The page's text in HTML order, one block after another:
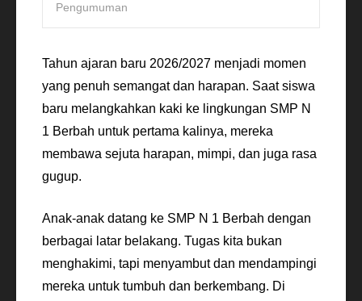
Pengumuman
Tahun ajaran baru 2026/2027 menjadi momen
yang penuh semangat dan harapan. Saat siswa
baru melangkahkan kaki ke lingkungan SMP N
1 Berbah untuk pertama kalinya, mereka
membawa sejuta harapan, mimpi, dan juga rasa
gugup.
Anak-anak datang ke SMP N 1 Berbah dengan
berbagai latar belakang. Tugas kita bukan
menghakimi, tapi menyambut dan mendampingi
mereka untuk tumbuh dan berkembang. Di